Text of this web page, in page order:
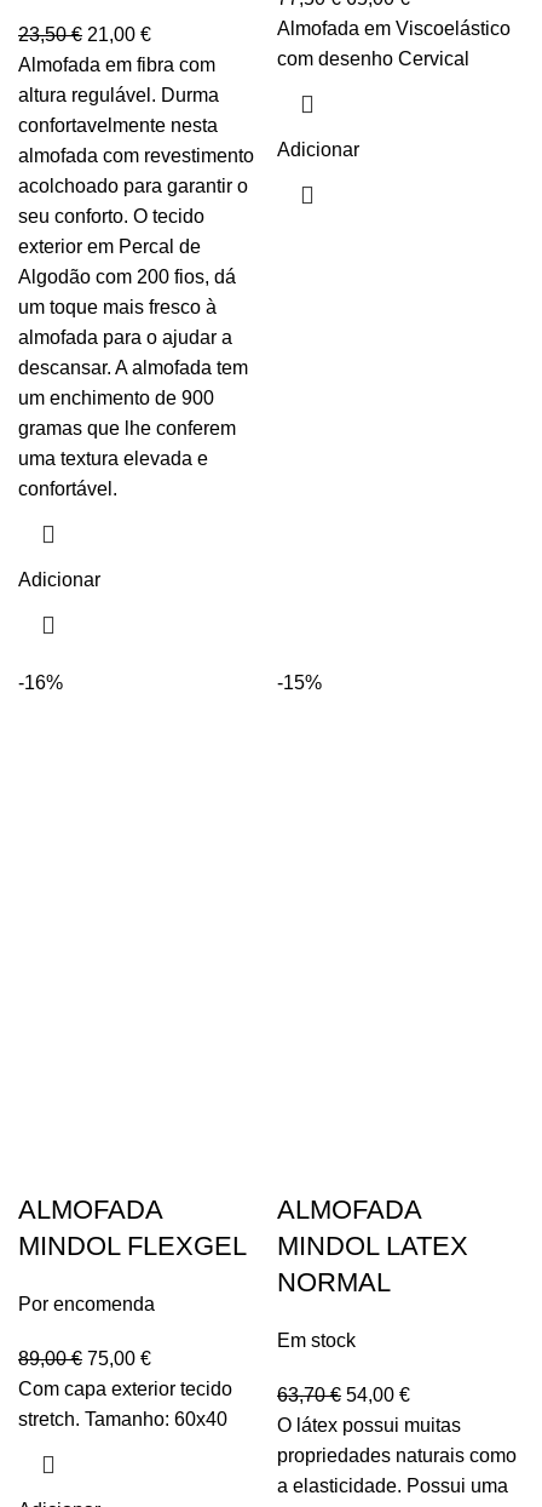
23,50€ 21,00 €
Almofada em fibra com
altura regulável. Durma
confortavelmente nesta
almofada com revestimento
acolchoado para garantir o
seu conforto. O tecido
exterior em Percal de
Algodão com 200 fios, dá
um toque mais fresco à
almofada para o ajudar a
descansar. A almofada tem
um enchimento de 900
gramas que lhe conferem
uma textura elevada e
confortável.
Adicionar
Almofada em Viscoelástico
com desenho Cervical
Adicionar
-16%
ALMOFADA
MINDOL FLEXGEL
Por encomenda
89,00€ 75,00 €
Com capa exterior tecido
stretch. Tamanho: 60x40
-15%
ALMOFADA
MINDOL LATEX
NORMAL
Em stock
63,70€ 54,00 €
O látex possui muitas
propriedades naturais como
a elasticidade. Possui uma